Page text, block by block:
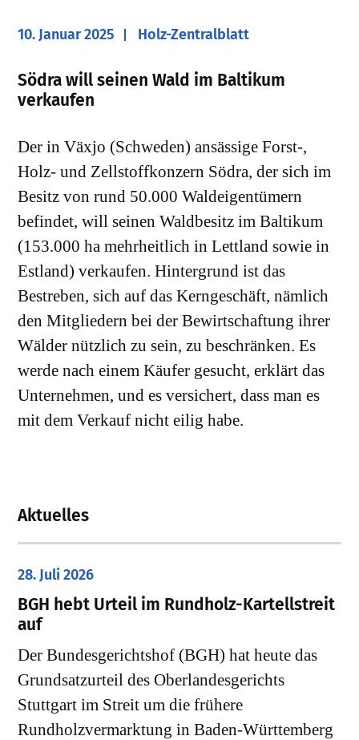
10. Januar 2025 Holz-Zentralblatt
Södra will seinen Wald im Baltikum
verkaufen
Der in Växjo (Schweden) ansässige Forst-,
Holz- und Zellstoffkonzern Södra, der sich im
Besitz von rund 50.000 Waldeigentümern
befindet, will seinen Waldbesitz im Baltikum
(153.000 ha mehrheitlich in Lettland sowie in
Estland) verkaufen. Hintergrund ist das
Bestreben, sich auf das Kerngeschäft, nämlich
den Mitgliedern bei der Bewirtschaftung ihrer
Wälder nützlich zu sein, zu beschränken. Es
werde nach einem Käufer gesucht, erklärt das
Unternehmen, und es versichert, dass man es
mit dem Verkauf nicht eilig habe.
Aktuelles
28. Juli 2026
​BGH hebt Urteil im Rundholz-Kartellstreit
auf
Der Bundesgerichtshof (BGH) hat heute das
Grundsatzurteil des Oberlandesgerichts
Stuttgart im Streit um die frühere
Rundholzvermarktung in Baden-Württemberg